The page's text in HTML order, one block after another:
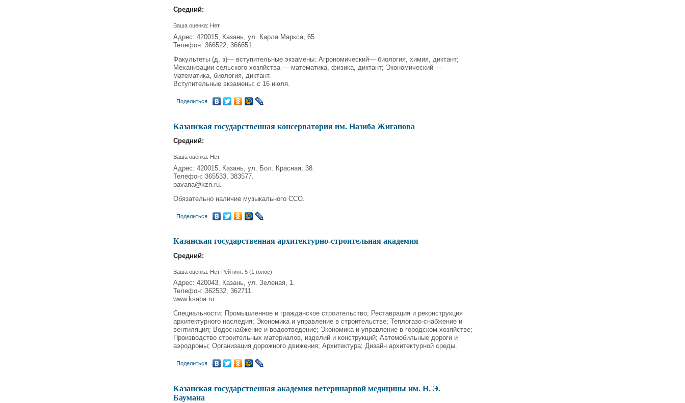
Средний:
Ваша оценка: Нет
Адрес: 420015, Казань, ул. Карла Маркса, 65.
Телефон: 366522, 366651.
Факультеты (д, з)— вступительные экзамены: Агрономический— биология, химия, диктант;
Механизации сельского хозяйства — математика, физика, диктант; Экономический —
математика, биология, диктант.
Вступительные экзамены: с 16 июля.
Поделиться
Казанская государственная консерватория им. Назиба Жиганова
Средний:
Ваша оценка: Нет
Адрес: 420015, Казань, ул. Бол. Красная, 38.
Телефон: 365533, 383577.
pavana@kzn.ru.
Обязательно наличие музыкального ССО.
Поделиться
Казанская государственная архитектурно-строительная академия
Средний:
Ваша оценка: Нет Рейтинг:5 (1 голос)
Адрес: 420043, Казань, ул. Зеленая, 1.
Телефон: 362532, 362711.
www.ksaba.ru.
Специальности: Промышленное и гражданское строительство; Реставрация и реконструкция
архитектурного наследия; Экономика и управление в строительстве; Теплогазо-снабжение и
вентиляция; Водоснабжение и водоотведение; Экономика и управление в городском хозяйстве;
Производство строительных материалов, изделий и конструкций; Автомобильные дороги и
аэродромы; Организация дорожного движения; Архитектура; Дизайн архитектурной среды.
Поделиться
Казанская государственная академия ветеринарной медицины им. Н. Э.
Баумана